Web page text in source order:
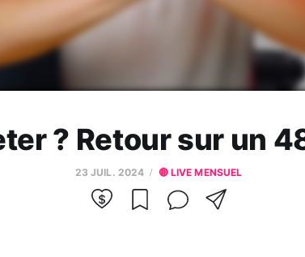
? Retour sur un
23 JUIL. 2024 🔴 LIVE MENSUEL